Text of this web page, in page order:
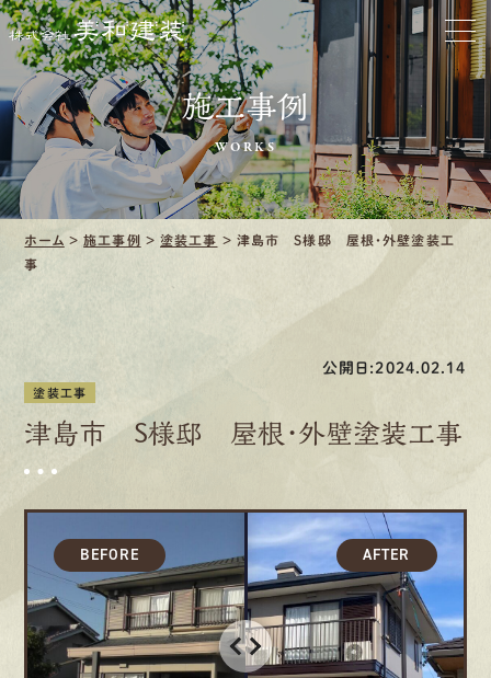
お家をきれいに
会社をきれいに
クリーニング
口コミ・レビュー紹介
採用情報
募集要項
先輩インタビュー
エントリー
施工事例
WORKS
ホーム >施工事例 >塗装工事 > 津島市 S様邸 屋根・外壁塗装工
事
公開日:2024.02.14
塗装工事
津島市 S様邸 屋根・外壁塗装工事